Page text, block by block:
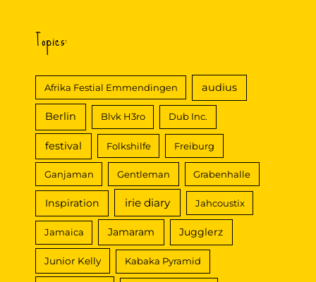
Topics:
Afrika Festial Emmendingen audius
Berlin Blvk H3ro Dub Inc.
festival Folkshilfe Freiburg
Ganjaman Gentleman Grabenhalle
Inspiration irie diary Jahcoustix
Jamaica Jamaram Jugglerz
Junior Kelly Kabaka Pyramid